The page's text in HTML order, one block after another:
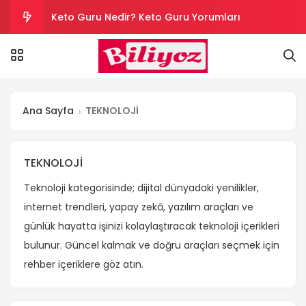
Keto Guru Nedir? Keto Guru Yorumları
Karındaki Selülitler Nasıl Gider? Göbek Selüliti
Sinoz Leke Kremi İşe Yarıyor mu? Kullanıcı
Yorumları
Son Kullanım Süresi Tarihi Geçmiş Batikon
Kullanılır mı?
Ana Sayfa TEKNOLOJİ
TEKNOLOJİ
Teknoloji kategorisinde; dijital dünyadaki yenilikler,
internet trendleri, yapay zekâ, yazılım araçları ve
günlük hayatta işinizi kolaylaştıracak teknoloji içerikleri
bulunur. Güncel kalmak ve doğru araçları seçmek için
rehber içeriklere göz atın.